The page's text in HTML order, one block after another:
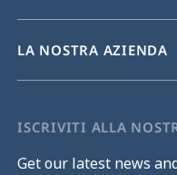
LA NOSTRA AZIENDA
ISCRIVITI ALLA
Get our latest news